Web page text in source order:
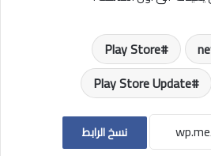
Play Store
Play Store Update
نسخ الرابط